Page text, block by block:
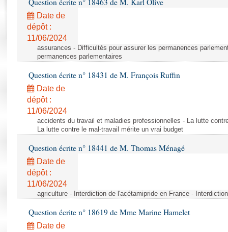
Rapports d'enquête
Rapports législatifs
Rapports sur l'application des lois
Baromètre de l’application des lois
Budget et sécurité sociale
Questions écrites et orales
Comptes rendus des débats
Question écrite n° 18463 de M. Karl Olive
Date de
dépôt :
11/06/2024
assurances - Difficultés pour assurer les permanences
permanences parlementaires
Question écrite n° 18431 de M. François Ruffin
Date de
dépôt :
11/06/2024
accidents du travail et maladies professionnelles - La lutte
La lutte contre le mal-travail mérite un vrai budget
Question écrite n° 18441 de M. Thomas Ménagé
Date de
dépôt :
11/06/2024
agriculture - Interdiction de l'acétamipride en France -
Question écrite n° 18619 de Mme Marine Hamelet
Date de